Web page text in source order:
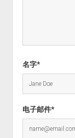
名字*
电子邮件*